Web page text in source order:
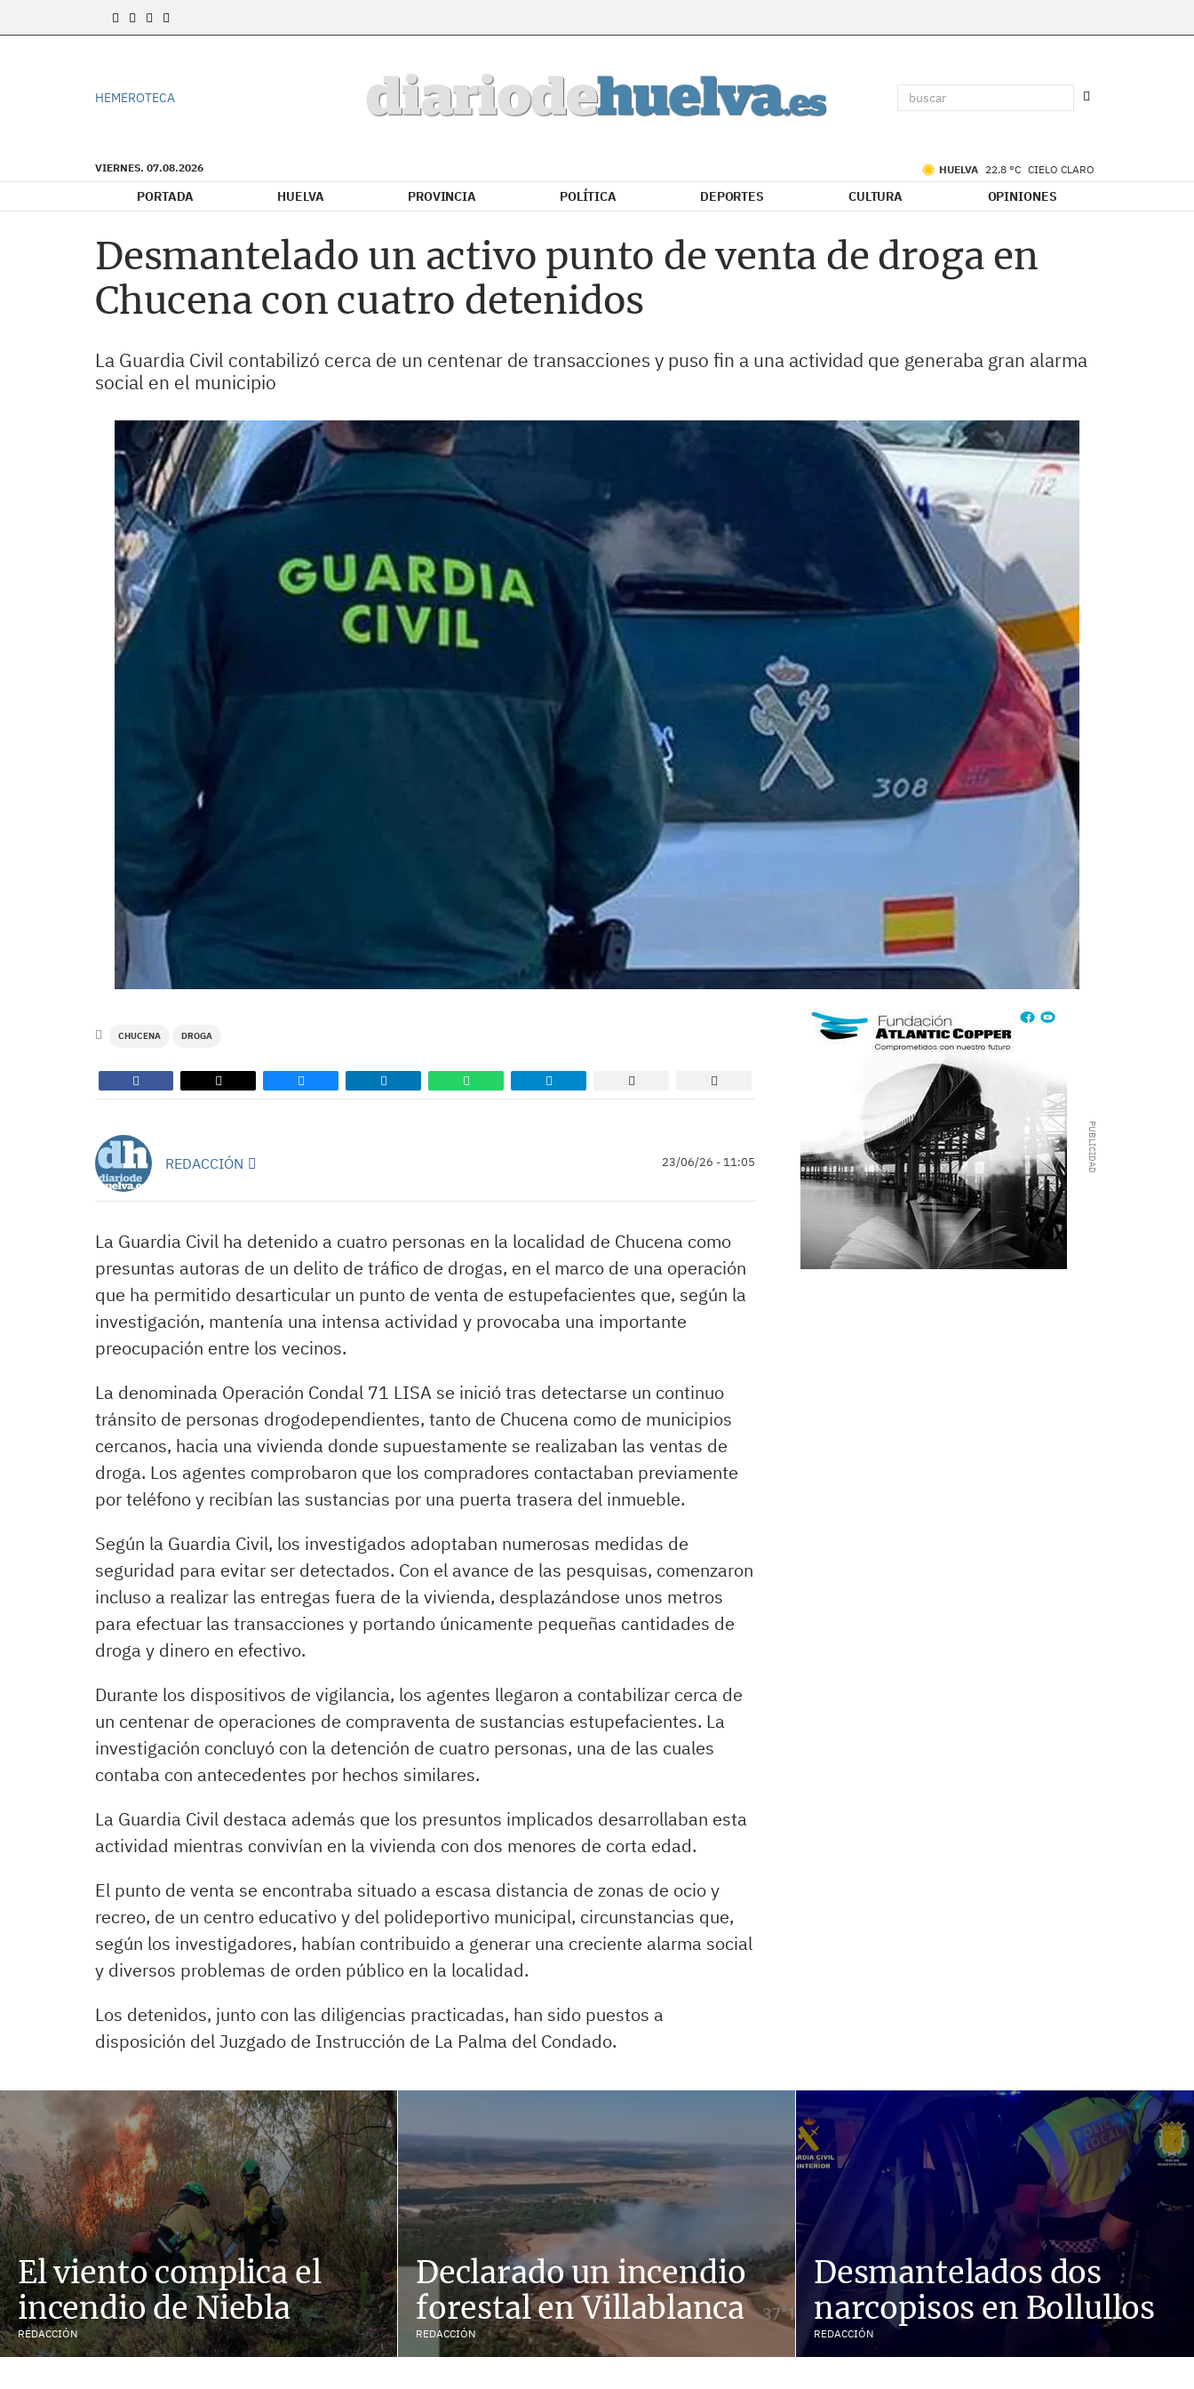
HEMEROTECA
VIERNES. 07.08.2026 HUELVA 22.8 °C CIELO CLARO
PORTADA HUELVA PROVINCIA POLÍTICA DEPORTES CULTURA OPINIONES
Desmantelado un activo punto de venta de droga en
Chucena con cuatro detenidos
La Guardia Civil contabilizó cerca de un centenar de transacciones y puso fin a una actividad que generaba gran alarma
social en el municipio
CHUCENA DROGA
REDACCIÓN 23/06/26 - 11:05
La Guardia Civil ha detenido a cuatro personas en la localidad de Chucena como
presuntas autoras de un delito de tráfico de drogas, en el marco de una operación
que ha permitido desarticular un punto de venta de estupefacientes que, según la
investigación, mantenía una intensa actividad y provocaba una importante
preocupación entre los vecinos.
La denominada Operación Condal 71 LISA se inició tras detectarse un continuo
tránsito de personas drogodependientes, tanto de Chucena como de municipios
cercanos, hacia una vivienda donde supuestamente se realizaban las ventas de
droga. Los agentes comprobaron que los compradores contactaban previamente
por teléfono y recibían las sustancias por una puerta trasera del inmueble.
Según la Guardia Civil, los investigados adoptaban numerosas medidas de
seguridad para evitar ser detectados. Con el avance de las pesquisas, comenzaron
incluso a realizar las entregas fuera de la vivienda, desplazándose unos metros
para efectuar las transacciones y portando únicamente pequeñas cantidades de
droga y dinero en efectivo.
Durante los dispositivos de vigilancia, los agentes llegaron a contabilizar cerca de
un centenar de operaciones de compraventa de sustancias estupefacientes. La
investigación concluyó con la detención de cuatro personas, una de las cuales
contaba con antecedentes por hechos similares.
La Guardia Civil destaca además que los presuntos implicados desarrollaban esta
actividad mientras convivían en la vivienda con dos menores de corta edad.
El punto de venta se encontraba situado a escasa distancia de zonas de ocio y
recreo, de un centro educativo y del polideportivo municipal, circunstancias que,
según los investigadores, habían contribuido a generar una creciente alarma social
y diversos problemas de orden público en la localidad.
Los detenidos, junto con las diligencias practicadas, han sido puestos a
disposición del Juzgado de Instrucción de La Palma del Condado.
El viento complica el
incendio de Niebla
REDACCIÓN
Declarado un incendio
forestal en Villablanca
REDACCIÓN
Desmantelados dos
narcopisos en Bollullos
REDACCIÓN